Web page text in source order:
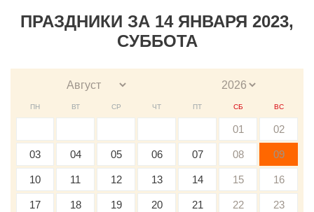
ПРАЗДНИКИ ЗА 14 ЯНВАРЯ 2023,
СУББОТА
ПН ВТ СР ЧТ ПТ СБ ВС
01 02
03 04 05 06 07 08 09
10 11 12 13 14 15 16
17 18 19 20 21 22 23